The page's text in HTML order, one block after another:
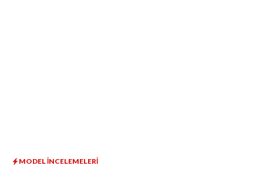
MODEL İNCELEMELERI